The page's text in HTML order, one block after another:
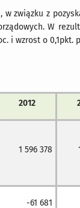
związku z
W
i wzrost o 0,1pkt.
2012
1 596 378
-61 681